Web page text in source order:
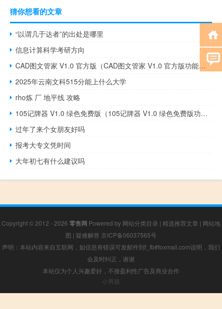
猜你想看的文章
“以谓几于达者”的出处是哪里
信息计算科学考研方向
CAD图文管家 V1.0 官方版（CAD图文管家 V1.0 官方版功能简介）
2025年云南文科515分能上什么大学
rho炼 厂 地平线 攻略
105记牌器 V1.0 绿色免费版（105记牌器 V1.0 绿色免费版功能简介）
过年了来个女朋友好吗
报考大专文凭时间
大年初七有什么建议吗
Copyright © 2012 - 2026 零售网 Powered by 网站分类目录 | 精选推荐文章 | 网站地
图 | 疑难解答 京ICP备06037565号
声明：本站内容来自互联网，如信息有错误可发邮件到f_fb#foxmail.com说明，我们
会及时纠正，谢谢
本站仅为个人兴趣爱好，不接盈利性广告及商业合作
小男孩